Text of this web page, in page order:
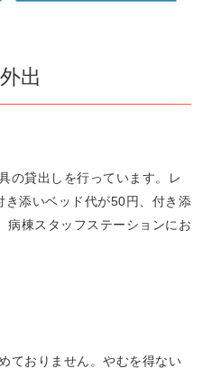
出
の貸出しを行っています。レ
き添いベッド代が50円、付き添
病棟スタッフステーションにお
ておりません。やむを得ない